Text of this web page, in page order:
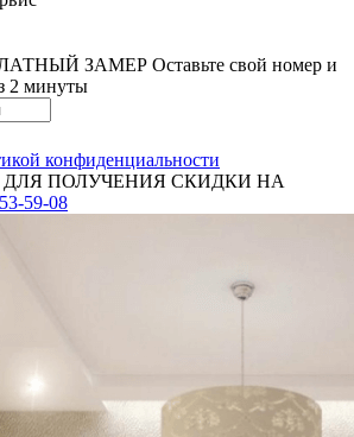
ЗАМЕР Оставьте свой номер и
2 минуты
конфиденциальности
ПОЛУЧЕНИЯ СКИДКИ НА
59-08